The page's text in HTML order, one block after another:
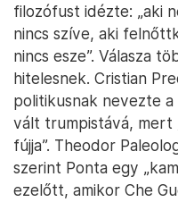
filozófust idézte: „aki
nincs szíve, aki
nincs esze”. Válasza
hitelesnek. Cristian
politikusnak nevezte
vált trumpistává, mert
fújja”. Theodor
szerint Ponta egy
ezelőtt, amikor Che